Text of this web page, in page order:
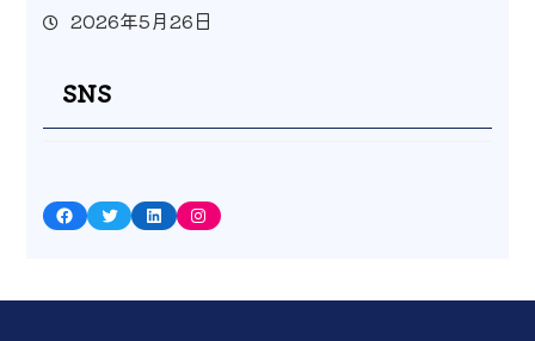
2026年5月26日
SNS
Facebook Twitter LinkedIn Instagram